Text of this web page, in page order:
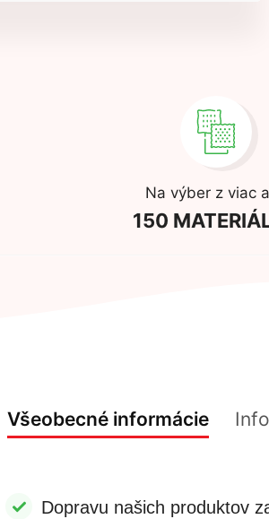
Na výber z viac
150
Všeobecné informácie
Dopravu našich produktov